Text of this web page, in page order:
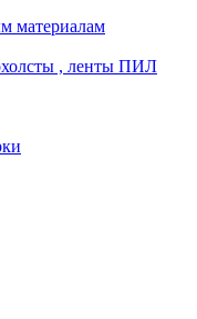
материалам
, ленты ПИЛ